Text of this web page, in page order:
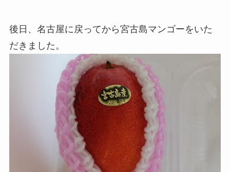
後日、名古屋に戻ってから宮古島マンゴーをいた
だきました。